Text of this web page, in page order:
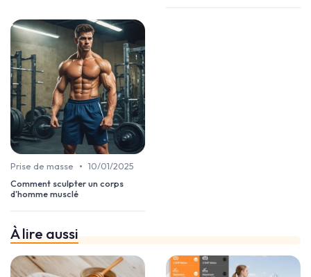
Prise de masse • 10/01/2025
Comment sculpter un corps
d'homme musclé
À lire aussi